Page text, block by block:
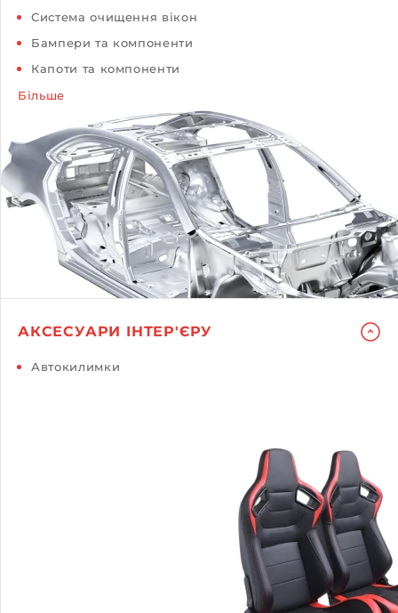
Система очищення вікон
Бампери та компоненти
Капоти та компоненти
Більше
АКСЕСУАРИ ІНТЕР'ЄРУ
Автокилимки